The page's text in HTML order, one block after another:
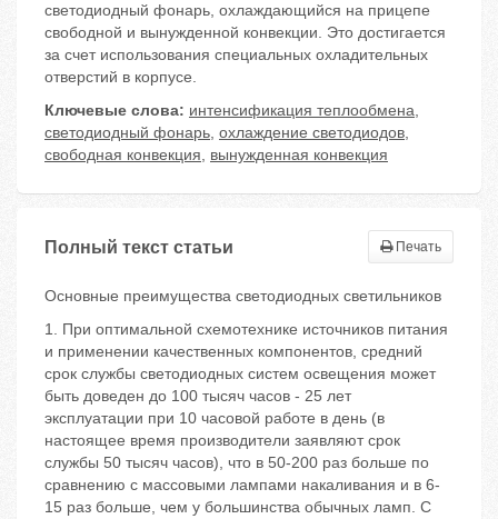
светодиодный фонарь, охлаждающийся на прицепе
свободной и вынужденной конвекции. Это достигается
за счет использования специальных охладительных
отверстий в корпусе.
Ключевые слова: интенсификация теплообмена,
светодиодный фонарь, охлаждение светодиодов,
свободная конвекция, вынужденная конвекция
Полный текст статьи Печать
Основные преимущества светодиодных светильников
1. При оптимальной схемотехнике источников питания
и применении качественных компонентов, средний
срок службы светодиодных систем освещения может
быть доведен до 100 тысяч часов - 25 лет
эксплуатации при 10 часовой работе в день (в
настоящее время производители заявляют срок
службы 50 тысяч часов), что в 50-200 раз больше по
сравнению с массовыми лампами накаливания и в 6-
15 раз больше, чем у большинства обычных ламп. С